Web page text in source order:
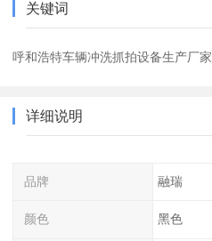
关键词
呼和浩特车辆冲洗抓拍设备生产厂家
详细说明
品牌 融瑞
颜色 黑色